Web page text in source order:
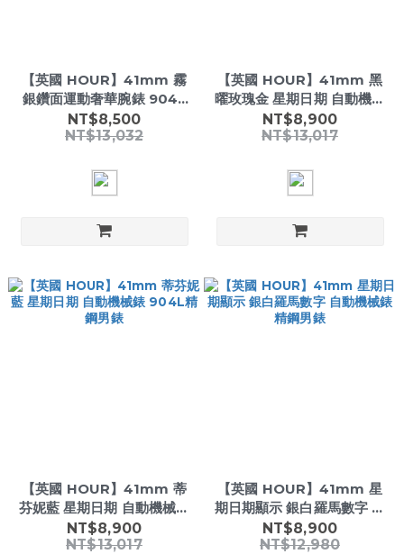
【英國 HOUR】41mm 霧
銀鑽面運動奢華腕錶 904L
精鋼自動機械錶
NT$8,500
NT$13,032
【英國 HOUR】41mm 黑
曜玫瑰金 星期日期 自動機械
錶 904L精鋼男錶
NT$8,900
NT$13,017
【英國 HOUR】41mm 蒂
芬妮藍 星期日期 自動機械錶
904L精鋼男錶
NT$8,900
NT$13,017
【英國 HOUR】41mm 星
期日期顯示 銀白羅馬數字 自
動機械錶 精鋼男錶
NT$8,900
NT$12,980